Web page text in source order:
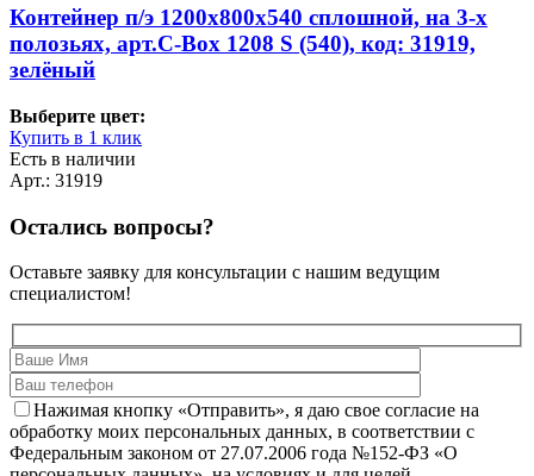
Контейнер п/э 1200х800х540 сплошной, на 3-х
полозьях, арт.C-Box 1208 S (540), код: 31919,
зелёный
Выберите цвет:
Купить в 1 клик
Есть в наличии
Арт.: 31919
Остались вопросы?
Оставьте заявку для консультации с нашим ведущим
специалистом!
Нажимая кнопку «Отправить», я даю свое согласие на
обработку моих персональных данных, в соответствии с
Федеральным законом от 27.07.2006 года №152-ФЗ «О